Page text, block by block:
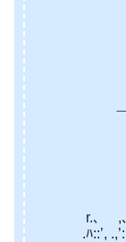
＼
ヽ
＿
／
＼ {-
,.:'”
＿＿
｀`ヽ
.}–/
人;/
〃l l
/ l l
,’ .!
r.､ ,､
.ﾊ::’,